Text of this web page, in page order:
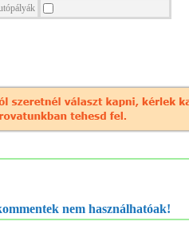
nem használhatóak!